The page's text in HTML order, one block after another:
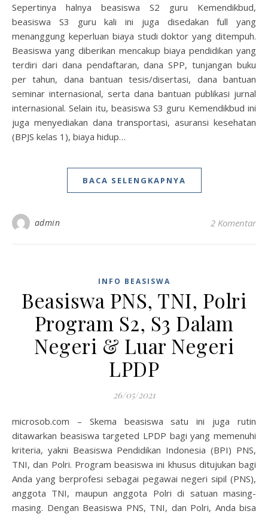
Sepertinya halnya beasiswa S2 guru Kemendikbud,
beasiswa S3 guru kali ini juga disedakan full yang
menanggung keperluan biaya studi doktor yang ditempuh.
Beasiswa yang diberikan mencakup biaya pendidikan yang
terdiri dari dana pendaftaran, dana SPP, tunjangan buku
per tahun, dana bantuan tesis/disertasi, dana bantuan
seminar internasional, serta dana bantuan publikasi jurnal
internasional. Selain itu, beasiswa S3 guru Kemendikbud ini
juga menyediakan dana transportasi, asuransi kesehatan
(BPJS kelas 1), biaya hidup…
BACA SELENGKAPNYA
admin 2 Komentar
INFO BEASISWA
Beasiswa PNS, TNI, Polri
Program S2, S3 Dalam
Negeri & Luar Negeri
LPDP
26/05/2021
microsob.com – Skema beasiswa satu ini juga rutin
ditawarkan beasiswa targeted LPDP bagi yang memenuhi
kriteria, yakni Beasiswa Pendidikan Indonesia (BPI) PNS,
TNI, dan Polri. Program beasiswa ini khusus ditujukan bagi
Anda yang berprofesi sebagai pegawai negeri sipil (PNS),
anggota TNI, maupun anggota Polri di satuan masing-
masing. Dengan Beasiswa PNS, TNI, dan Polri, Anda bisa